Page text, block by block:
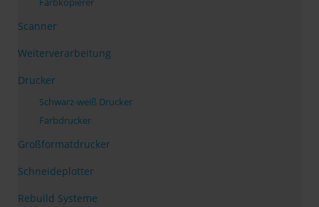
Scanner
Weiterverarbeitung
Drucker
Schwarz-weiß Drucker
Farbdrucker
Großformatdrucker
Schneideplotter
Rebuild Systeme